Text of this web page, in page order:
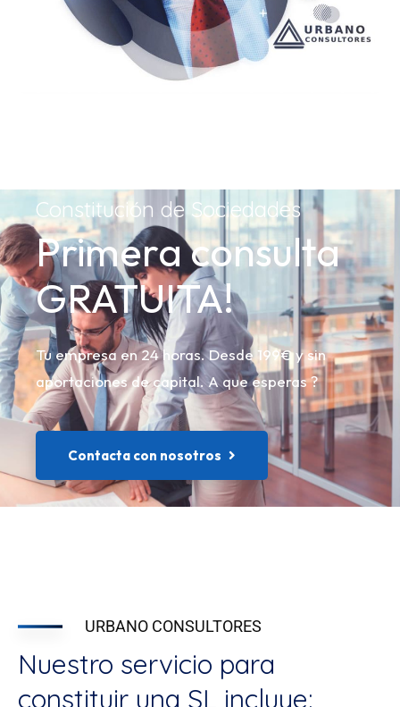
Constitución de Sociedades
Primera consulta
GRATUITA!
Tu empresa en 24 horas. Desde 199€ y sin
aportaciones de capital. A que esperas ?
Contacta con nosotros
URBANO CONSULTORES
Nuestro servicio para
constituir una SL incluye: